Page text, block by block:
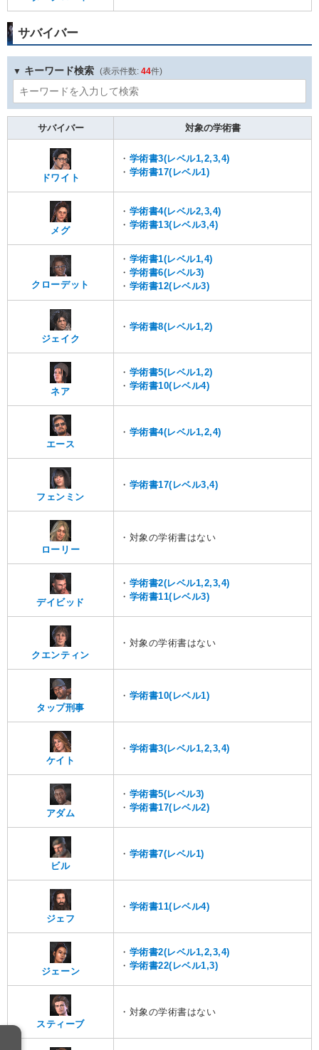
サバイバー
キーワード検索 44
サバイバー 対象の学術書
ドワイト
・ 学術書3(レベル1,2,3,4)
・ 学術書17(レベル1)
メグ
・ 学術書4(レベル2,3,4)
・ 学術書13(レベル3,4)
クローデット
・ 学術書1(レベル1,4)
・ 学術書6(レベル3)
・ 学術書12(レベル3)
ジェイク
・ 学術書8(レベル1,2)
ネア
・ 学術書5(レベル1,2)
・ 学術書10(レベル4)
エース
・ 学術書4(レベル1,2,4)
フェンミン
・ 学術書17(レベル3,4)
ローリー
・対象の学術書はない
デイビッド
・ 学術書2(レベル1,2,3,4)
・ 学術書11(レベル3)
クエンティン
・対象の学術書はない
タップ刑事
・ 学術書10(レベル1)
ケイト
・ 学術書3(レベル1,2,3,4)
アダム
・ 学術書5(レベル3)
・ 学術書17(レベル2)
ビル
・ 学術書7(レベル1)
ジェフ
・ 学術書11(レベル4)
ジェーン
・ 学術書2(レベル1,2,3,4)
・ 学術書22(レベル1,3)
スティーブ
・対象の学術書はない